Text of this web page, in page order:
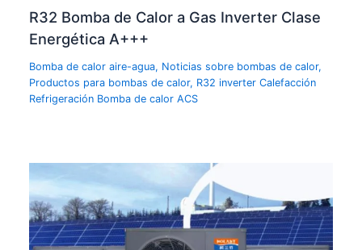
R32 Bomba de Calor a Gas Inverter Clase
Energética A+++
Bomba de calor aire-agua, Noticias sobre bombas de calor,
Productos para bombas de calor, R32 inverter Calefacción
Refrigeración Bomba de calor ACS